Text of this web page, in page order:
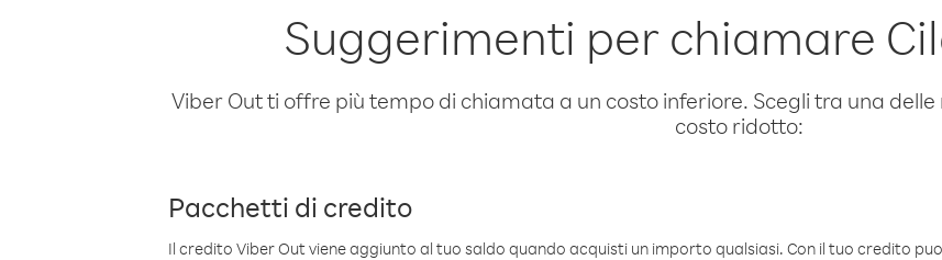
Suggerimenti per chiamare
Viber Out ti offre più tempo di chiamata a un costo inferiore. Scegli tra una
costo ridotto:
Pacchetti di credito
Il credito Viber Out viene aggiunto al tuo saldo quando acquisti un importo qualsiasi. Con il tuo credito